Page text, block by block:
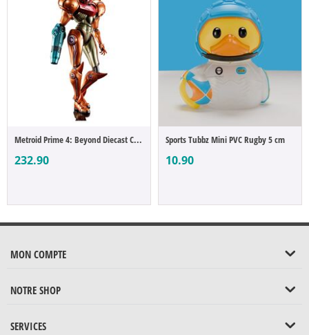
Metroid Prime 4: Beyond Diecast Chogokin ...
232.90
Sports Tubbz Mini PVC Rugby 5 cm
10.90
MON COMPTE
NOTRE SHOP
SERVICES